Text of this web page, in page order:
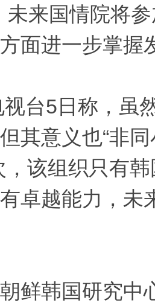
未来国情院将
面进一步掌握
台5日称，虽
其意义也“非
，该组织只有
卓越能力，未
鲜韩国研究中